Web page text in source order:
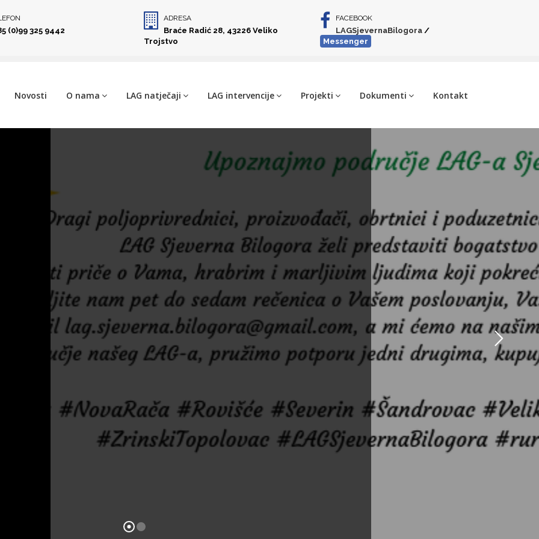
(0)99 325 9442
ADRESA
Braće Radić 28, 43226 Veliko
Trojstvo
FACEBOOK
LAGSjevernaBilogora/
Messenger
Novosti O nama LAG natječaji LAG intervencije Projekti Dokumenti Kontakt
2023.-2027.